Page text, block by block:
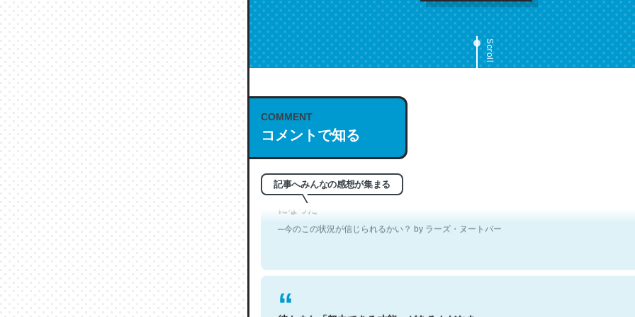
Scroll
COMMENT
コメントで知る
記事へみんなの感想が集まる
これは名文。彼はとてもクレバーなんだろうなと凄く思う。英語少しでも読め
もお勧め。自分はこの流れ好き。Let’s Fucking Go. Then Covid hit. Shit.
翻訳文体なせいかわからないけど、なぜかポールオースターの短編を読んだよう
になった
─今のこの状況が信じられるかい？ by ラーズ・ヌートバー
彼もまた「努力できる才能」があるんだなあ